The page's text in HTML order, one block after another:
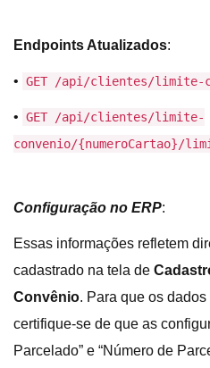
Endpoints Atualizados:
• GET /api/clientes/limite-
• GET /api/clientes/limite-
convenio/{numeroCartao}/
Configuração no ERP:
Essas informações refletem
cadastrado na tela de
Convênio. Para que os
certifique-se de que as
Parcelado” e “Número de